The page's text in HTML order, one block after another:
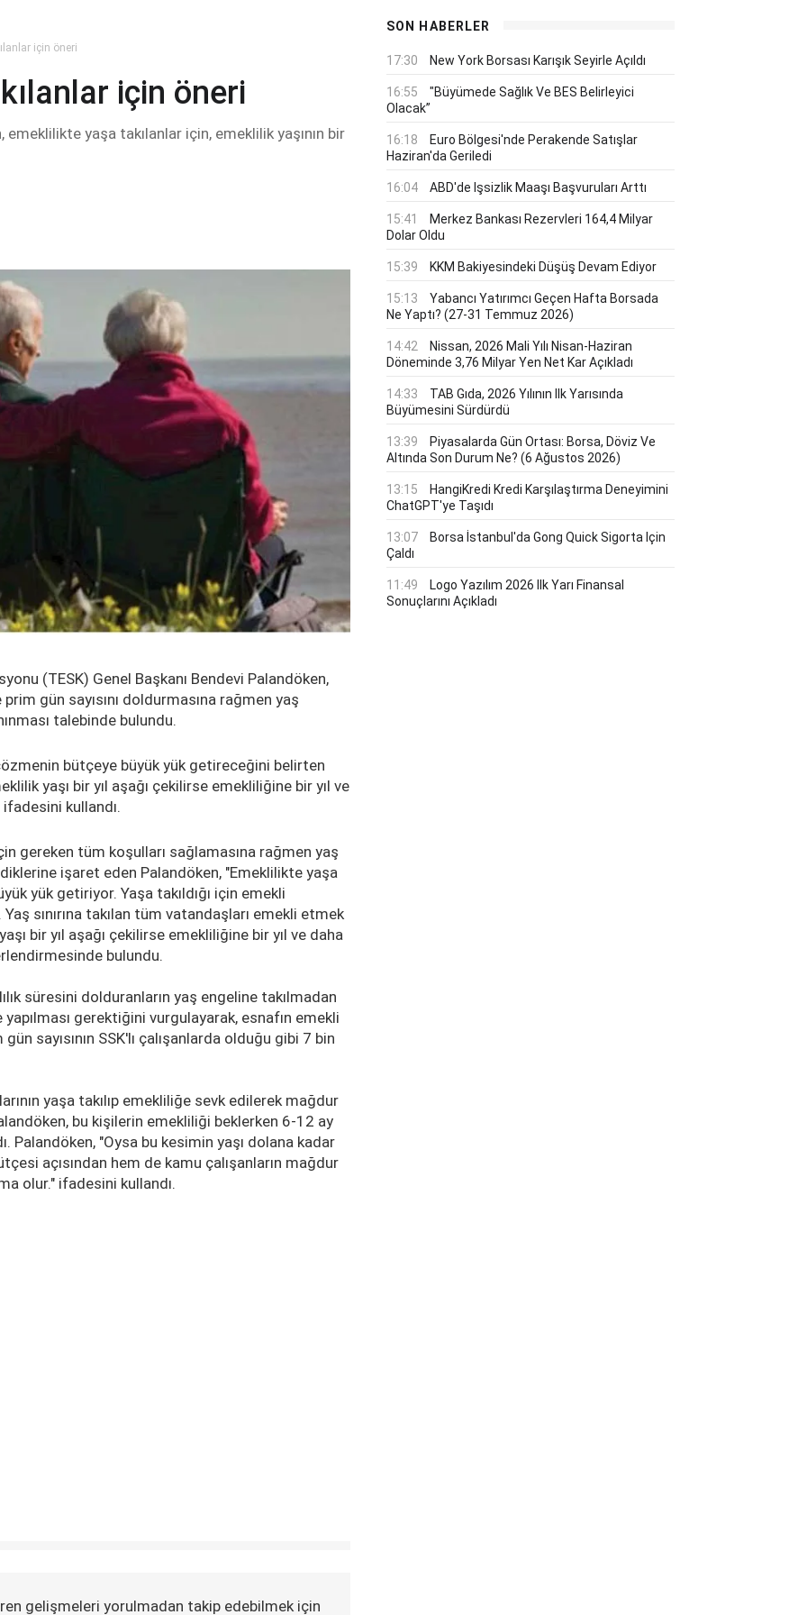
için öneri
için öneri
emeklilikte yaşa takılanlar için, emeklilik yaşının bir
(TESK) Genel Başkanı Bendevi Palandöken,
gün sayısını doldurmasına rağmen yaş
talebinde bulundu.
bütçeye büyük yük getireceğini belirten
yaşı bir yıl aşağı çekilirse emekliliğine bir yıl ve
ifadesini kullandı.
gereken tüm koşulları sağlamasına rağmen yaş
işaret eden Palandöken, "Emeklilikte yaşa
yük getiriyor. Yaşa takıldığı için emekli
sınırına takılan tüm vatandaşları emekli etmek
bir yıl aşağı çekilirse emekliliğine bir yıl ve daha
bulundu.
süresini dolduranların yaş engeline takılmadan
gerektiğini vurgulayarak, esnafın emekli
sayısının SSK'lı çalışanlarda olduğu gibi 7 bin
yaşa takılıp emekliliğe sevk edilerek mağdur
bu kişilerin emekliliği beklerken 6-12 ay
Palandöken, "Oysa bu kesimin yaşı dolana kadar
açısından hem de kamu çalışanların mağdur
olur." ifadesini kullandı.
gelişmeleri yorulmadan takip edebilmek için
SON HABERLER
17:30 New York Borsası Karışık Seyirle Açıldı
16:55
"Büyümede Sağlık Ve BES Belirleyici
Olacak”
16:18
Euro Bölgesi'nde Perakende Satışlar
Haziran'da Geriledi
16:04 ABD'de Işsizlik Maaşı Başvuruları Arttı
15:41
Merkez Bankası Rezervleri 164,4 Milyar
Dolar Oldu
15:39 KKM Bakiyesindeki Düşüş Devam Ediyor
15:13
Yabancı Yatırımcı Geçen Hafta Borsada
Ne Yaptı? (27-31 Temmuz 2026)
14:42
Nissan, 2026 Mali Yılı Nisan-Haziran
Döneminde 3,76 Milyar Yen Net Kar Açıkladı
14:33
TAB Gıda, 2026 Yılının Ilk Yarısında
Büyümesini Sürdürdü
13:39
Piyasalarda Gün Ortası: Borsa, Döviz Ve
Altında Son Durum Ne? (6 Ağustos 2026)
13:15
HangiKredi Kredi Karşılaştırma Deneyimini
ChatGPT'ye Taşıdı
13:07
Borsa İstanbul'da Gong Quick Sigorta Için
Çaldı
11:49
Logo Yazılım 2026 Ilk Yarı Finansal
Sonuçlarını Açıkladı